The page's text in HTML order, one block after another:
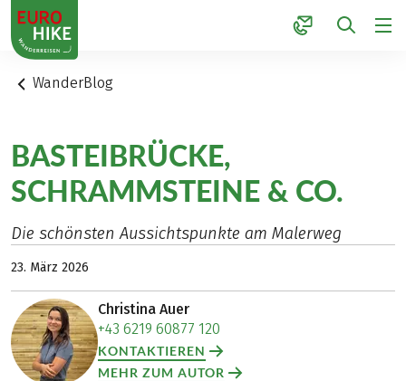
1
WanderBlog
BASTEIBRÜCKE,
SCHRAMMSTEINE & CO.
Die schönsten Aussichtspunkte am Malerweg
23. März 2026
Christina Auer
+43 6219 60877 120
KONTAKTIEREN
MEHR ZUM AUTOR